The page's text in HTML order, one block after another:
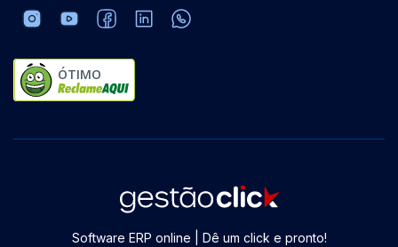
ÓTIMO
Software ERP online | Dê um click e pronto!